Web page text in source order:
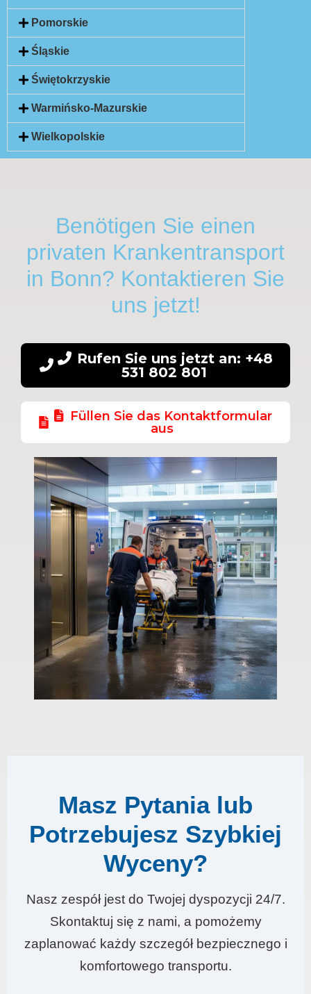
Pomorskie
Śląskie
Świętokrzyskie
Warmińsko-Mazurskie
Wielkopolskie
Benötigen Sie einen
privaten Krankentransport
in Bonn? Kontaktieren Sie
uns jetzt!
Rufen Sie uns jetzt an: +48
531 802 801
Füllen Sie das Kontaktformular
aus
Masz Pytania lub
Potrzebujesz Szybkiej
Wyceny?
Nasz zespół jest do Twojej dyspozycji 24/7.
Skontaktuj się z nami, a pomożemy
zaplanować każdy szczegół bezpiecznego i
komfortowego transportu.